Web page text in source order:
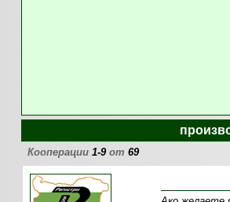
Кооперации1-9от69